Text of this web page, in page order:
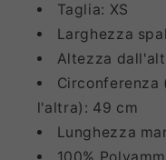
Taglia: XS
Larghezza
Altezza
Circonferenza
l'altra): 49 cm
Lunghezza